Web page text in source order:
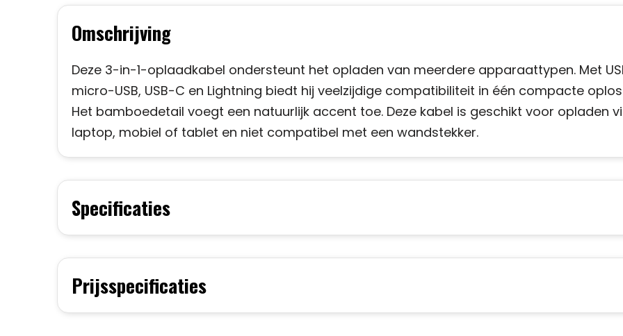
Omschrijving
Deze 3-in-1-oplaadkabel ondersteunt het opladen van meerdere apparaattypen. Met
micro-USB, USB-C en Lightning biedt hij veelzijdige compatibiliteit in één compacte
Het bamboedetail voegt een natuurlijk accent toe. Deze kabel is geschikt voor opladen
laptop, mobiel of tablet en niet compatibel met een wandstekker.
Specificaties
Prijsspecificaties